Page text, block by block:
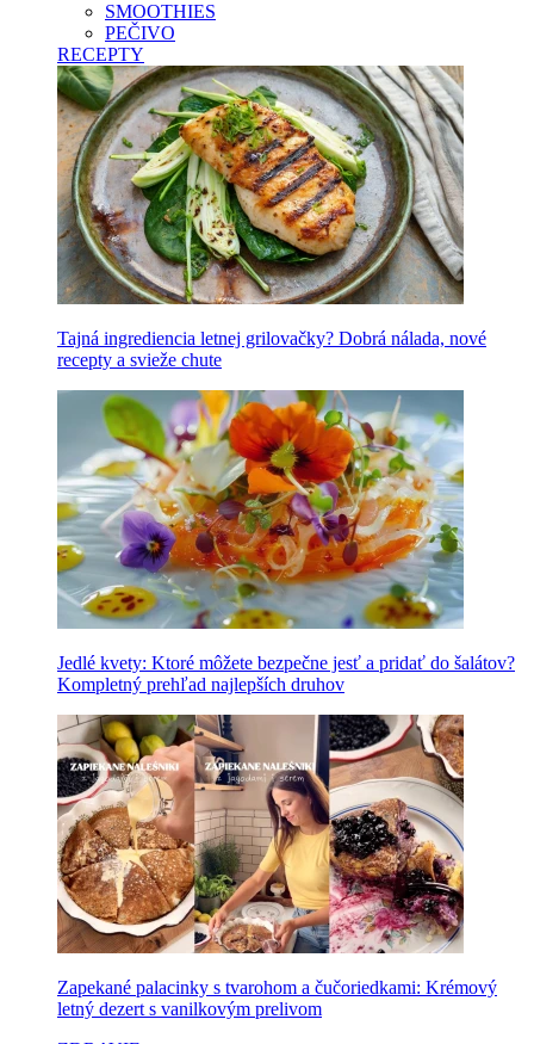
SMOOTHIES
PEČIVO
RECEPTY
Tajná ingrediencia letnej grilovačky? Dobrá nálada, nové
recepty a svieže chute
Jedlé kvety: Ktoré môžete bezpečne jesť a pridať do šalátov?
Kompletný prehľad najlepších druhov
Zapekané palacinky s tvarohom a čučoriedkami: Krémový
letný dezert s vanilkovým prelivom